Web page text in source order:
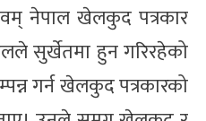
एवम् नेपाल खेलकुद पत्रकार
सुर्खेतमा‌ हुन गरिरहेको
गर्न खेलकुद पत्रकारको